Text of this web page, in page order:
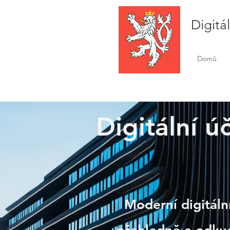
Domů
Digitální
Moderní